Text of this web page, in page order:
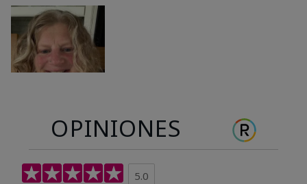
OPINIONES
5.0